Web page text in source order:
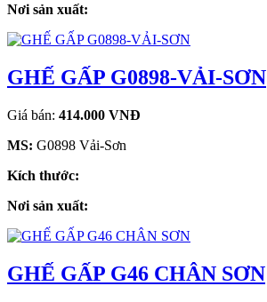
Nơi sản xuất:
GHẾ GẤP G0898-VẢI-SƠN
Giá bán: 414.000 VNĐ
MS: G0898 Vải-Sơn
Kích thước:
Nơi sản xuất:
GHẾ GẤP G46 CHÂN SƠN